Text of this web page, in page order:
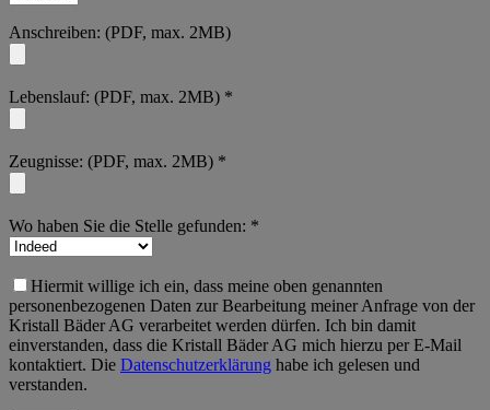
Anschreiben: (PDF, max. 2MB)
Lebenslauf: (PDF, max. 2MB) *
Zeugnisse: (PDF, max. 2MB) *
Wo haben Sie die Stelle gefunden: *
Hiermit willige ich ein, dass meine oben genannten
personenbezogenen Daten zur Bearbeitung meiner Anfrage von der
Kristall Bäder AG verarbeitet werden dürfen. Ich bin damit
einverstanden, dass die Kristall Bäder AG mich hierzu per E-Mail
kontaktiert. Die Datenschutzerklärung habe ich gelesen und
verstanden.